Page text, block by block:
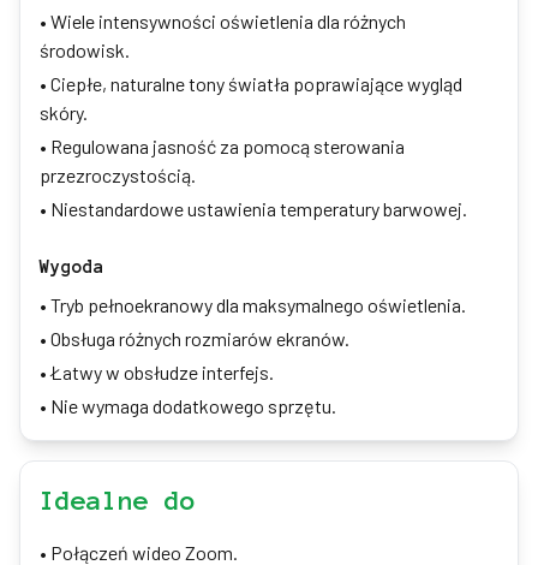
• Wiele intensywności oświetlenia dla różnych
środowisk.
• Ciepłe, naturalne tony światła poprawiające wygląd
skóry.
• Regulowana jasność za pomocą sterowania
przezroczystością.
• Niestandardowe ustawienia temperatury barwowej.
Wygoda
• Tryb pełnoekranowy dla maksymalnego oświetlenia.
• Obsługa różnych rozmiarów ekranów.
•Łatwy w obsłudze interfejs.
• Nie wymaga dodatkowego sprzętu.
Idealne do
• Połączeń wideo Zoom.